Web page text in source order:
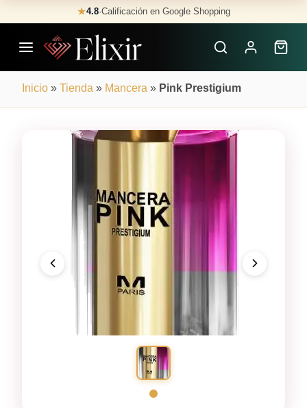
to
content
★4.8·Calificación en Google Shopping
Inicio » Tienda » Mancera » Pink Prestigium